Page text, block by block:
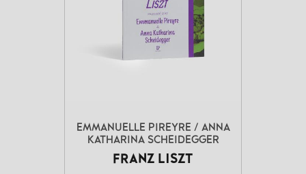
EMMANUELLE PIREYRE / ANNA
KATHARINA SCHEIDEGGER
FRANZ LISZT